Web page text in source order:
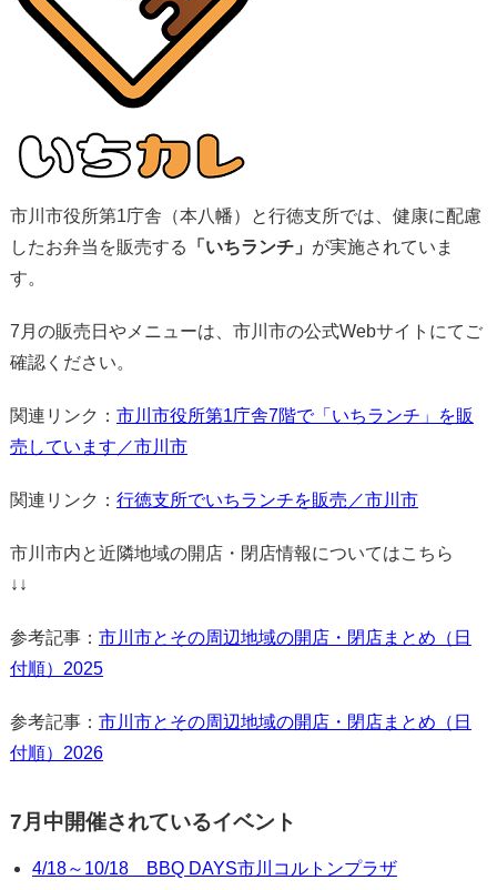
市川市役所第1庁舎（本八幡）と行徳支所では、健康に配慮
したお弁当を販売する
「いちランチ」 が実施されていま
す。
7月の販売日やメニューは、市川市の公式Webサイトにてご
確認ください。
関連リンク： 市川市役所第1庁舎7階で「いちランチ」を販
売しています／市川市
関連リンク： 行徳支所でいちランチを販売／市川市
市川市内と近隣地域の開店・閉店情報についてはこちら
↓↓
参考記事： 市川市とその周辺地域の開店・閉店まとめ（日
付順）2025
参考記事： 市川市とその周辺地域の開店・閉店まとめ（日
付順）2026
7月中開催されているイベント
4/18～10/18 BBQ DAYS市川コルトンプラザ